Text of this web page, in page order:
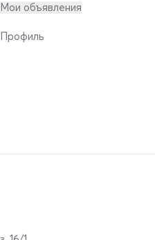
Мои объявления
Профиль